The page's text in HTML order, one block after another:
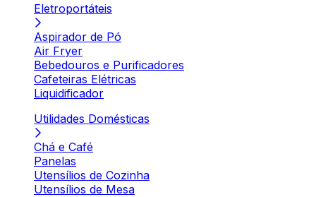
Eletroportáteis
Aspirador de Pó
Air Fryer
Bebedouros e Purificadores
Cafeteiras Elétricas
Liquidificador
Utilidades Domésticas
Chá e Café
Panelas
Utensílios de Cozinha
Utensílios de Mesa